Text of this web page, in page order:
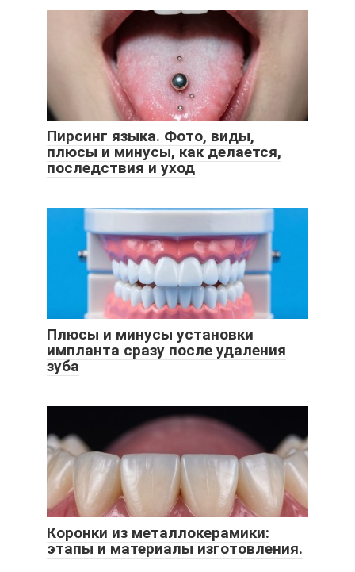
Пирсинг языка. Фото, виды,
плюсы и минусы, как делается,
последствия и уход
Плюсы и минусы установки
импланта сразу после удаления
зуба
Коронки из металлокерамики:
этапы и материалы изготовления.